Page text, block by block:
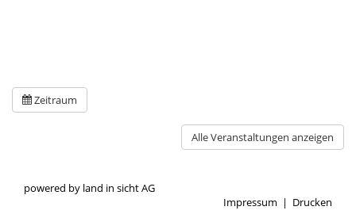
Zeitraum
Alle Veranstaltungen anzeigen
powered by land in sicht AG
Impressum | Drucken